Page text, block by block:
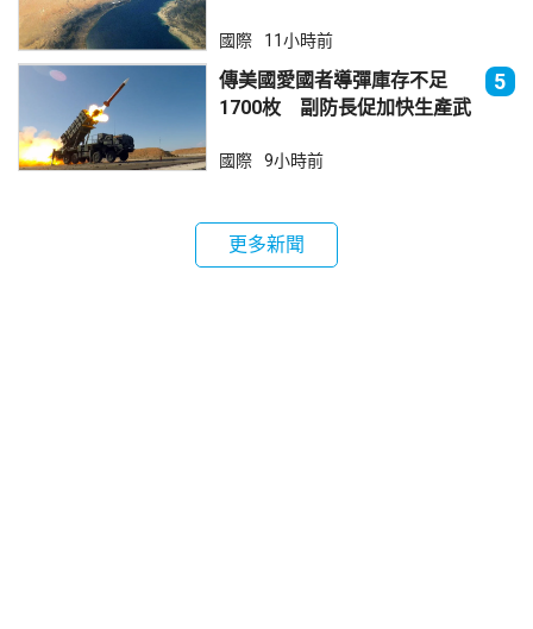
國際 11小時前
傳美國愛國者導彈庫存不足
1700枚 副防長促加快生產武
5
國際 9小時前
更多新聞